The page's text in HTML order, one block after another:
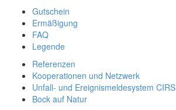
Gutschein
Ermäßigung
FAQ
Legende
Referenzen
Kooperationen und Netzwerk
Unfall- und Ereignismeldesystem CIRS
Bock auf Natur